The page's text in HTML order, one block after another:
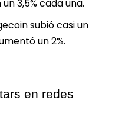
3,5% cada una.
subió casi un
un 2%.
en redes